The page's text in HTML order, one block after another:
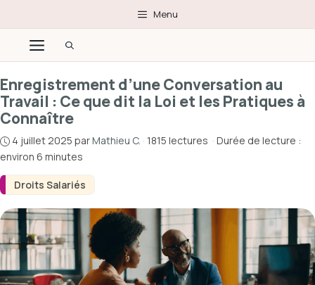
au
contenu
Menu
Menu
Droits Salariés
Enregistrement d’une Conversation au
Travail : Ce que dit la Loi et les Pratiques à
Connaître
4 juillet 2025 parMathieu C. · 1815 lectures · Durée de lecture :
environ 6 minutes